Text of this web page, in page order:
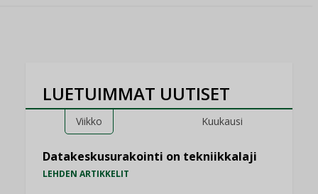
LUETUIMMAT UUTISET
Viikko Kuukausi
Datakeskusurakointi on tekniikkalaji
LEHDEN ARTIKKELIT